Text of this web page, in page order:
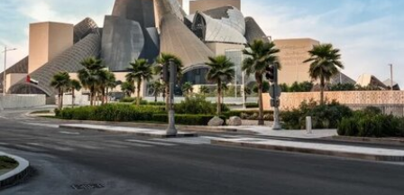
后，其中一人将红色液体泼洒在展厅地面，引发现
场观众惊呼，两人随即被警方逮捕。
此次行动发生时，英国艺术机构正接连成为抗议活
动的现场。就在该事件发生几天前，两名年轻的气
候行动人士因向文森特·梵高1888年作品《向日
葵》的玻璃罩泼洒番茄汤而被判处监禁。庭审中，
陪审团获悉，毕加索画作本身并未受损，但泼洒在